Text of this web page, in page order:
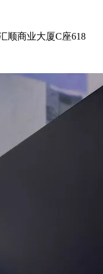
顺商业大厦C座618